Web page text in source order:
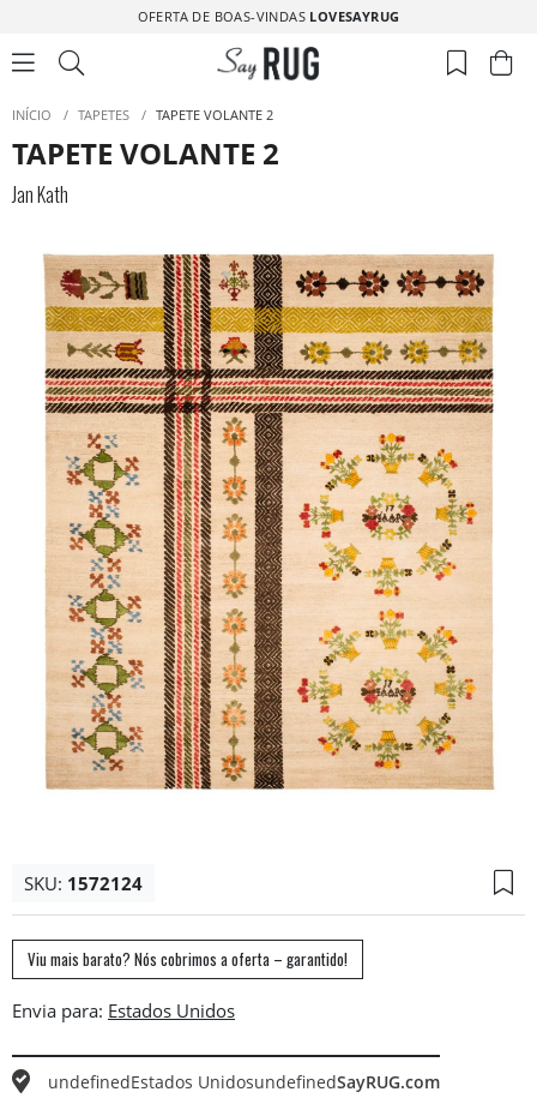
OFERTA DE BOAS-VINDAS LOVESAYRUG
INÍCIO / TAPETES / TAPETE VOLANTE 2
TAPETE VOLANTE 2
Jan Kath
SKU: 1572124
Viu mais barato? Nós cobrimos a oferta – garantido!
Envia para:
undefinedEstados UnidosundefinedSayRUG.com